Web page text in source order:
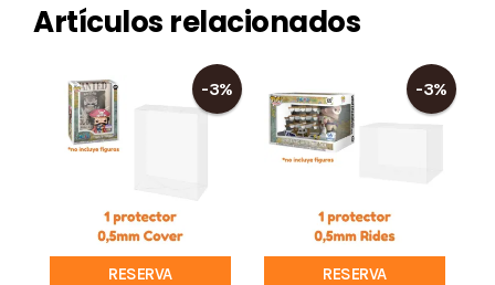
Artículos relacionados
-3%
RESERVA
-3%
RESERVA